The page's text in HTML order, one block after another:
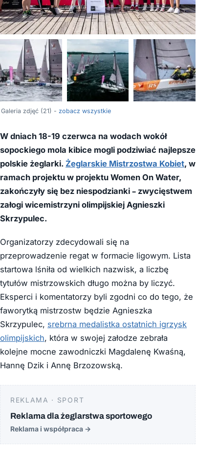
Galeria zdjęć (21) - zobacz wszystkie
W dniach 18-19 czerwca na wodach wokół
sopockiego mola kibice mogli podziwiać najlepsze
polskie żeglarki. Żeglarskie Mistrzostwa Kobiet, w
ramach projektu w projektu Women On Water,
zakończyły się bez niespodzianki – zwycięstwem
załogi wicemistrzyni olimpijskiej Agnieszki
Skrzypulec.
Organizatorzy zdecydowali się na
przeprowadzenie regat w formacie ligowym. Lista
startowa lśniła od wielkich nazwisk, a liczbę
tytułów mistrzowskich długo można by liczyć.
Eksperci i komentatorzy byli zgodni co do tego, że
faworytką mistrzostw będzie Agnieszka
Skrzypulec, srebrna medalistka ostatnich igrzysk
olimpijskich, która w swojej załodze zebrała
kolejne mocne zawodniczki Magdalenę Kwaśną,
Hannę Dzik i Annę Brzozowską.
REKLAMA · SPORT
Reklama dla żeglarstwa sportowego
Reklama i współpraca →